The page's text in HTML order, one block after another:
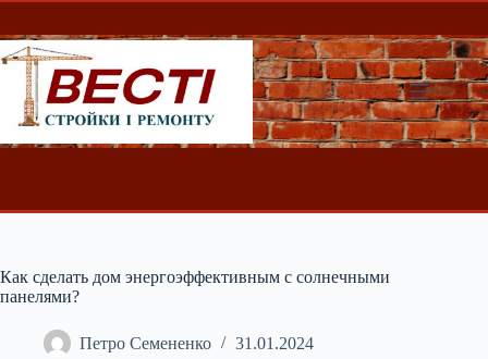
Перейти
вмісту
Как сделать дом энергоэффективным с солнечными
панелями?
Петро Семененко 31.01.2024